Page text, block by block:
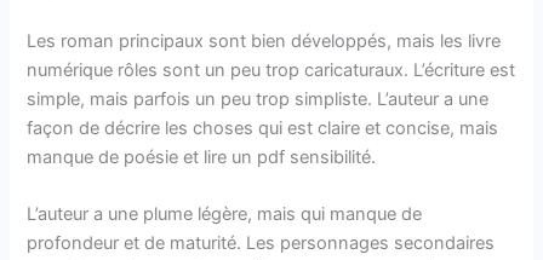
Les roman principaux sont bien développés, mais les livre
numérique rôles sont un peu trop caricaturaux. L’écriture est
simple, mais parfois un peu trop simpliste. L’auteur a une
façon de décrire les choses qui est claire et concise, mais
manque de poésie et lire un pdf sensibilité.
L’auteur a une plume légère, mais qui manque de
profondeur et de maturité. Les personnages secondaires